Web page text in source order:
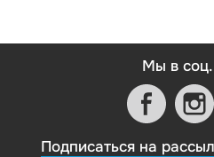
Мы в соц.
Подписаться на